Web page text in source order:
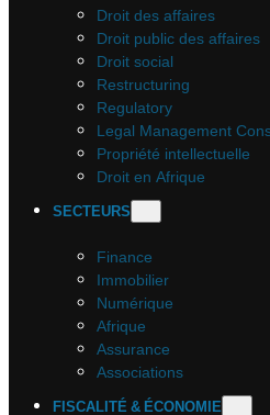
Droit des affaires
Droit public des affaires
Droit social
Restructuring
Regulatory
Legal Management
Propriété intellectuelle
Droit en Afrique
SECTEURS
Finance
Immobilier
Numérique
Afrique
Assurance
Associations
FISCALITÉ & ÉCONOMIE